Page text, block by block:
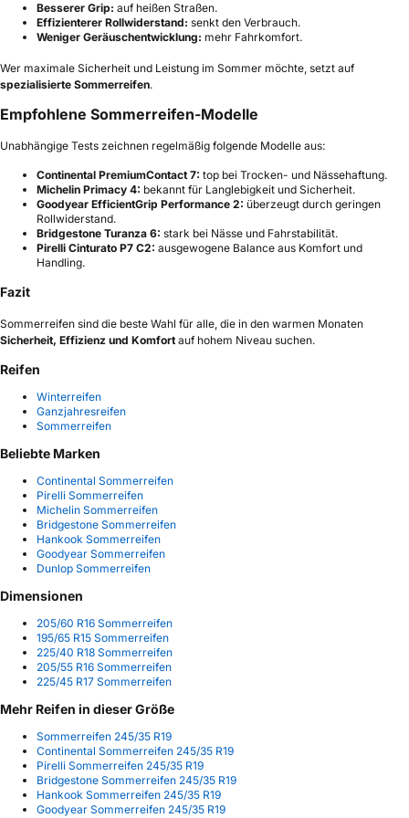
Besserer Grip: auf heißen Straßen.
Effizienterer Rollwiderstand: senkt den Verbrauch.
Weniger Geräuschentwicklung: mehr Fahrkomfort.
Wer maximale Sicherheit und Leistung im Sommer möchte, setzt auf
spezialisierte Sommerreifen.
Empfohlene Sommerreifen-Modelle
Unabhängige Tests zeichnen regelmäßig folgende Modelle aus:
Continental PremiumContact 7: top bei Trocken- und Nässehaftung.
Michelin Primacy 4: bekannt für Langlebigkeit und Sicherheit.
Goodyear EfficientGrip Performance 2: überzeugt durch geringen
Rollwiderstand.
Bridgestone Turanza 6: stark bei Nässe und Fahrstabilität.
Pirelli Cinturato P7 C2: ausgewogene Balance aus Komfort und
Handling.
Fazit
Sommerreifen sind die beste Wahl für alle, die in den warmen Monaten
Sicherheit, Effizienz und Komfort auf hohem Niveau suchen.
Reifen
Winterreifen
Ganzjahresreifen
Sommerreifen
Beliebte Marken
Continental Sommerreifen
Pirelli Sommerreifen
Michelin Sommerreifen
Bridgestone Sommerreifen
Hankook Sommerreifen
Goodyear Sommerreifen
Dunlop Sommerreifen
Dimensionen
205/60 R16 Sommerreifen
195/65 R15 Sommerreifen
225/40 R18 Sommerreifen
205/55 R16 Sommerreifen
225/45 R17 Sommerreifen
Mehr Reifen in dieser Größe
Sommerreifen 245/35 R19
Continental Sommerreifen 245/35 R19
Pirelli Sommerreifen 245/35 R19
Bridgestone Sommerreifen 245/35 R19
Hankook Sommerreifen 245/35 R19
Goodyear Sommerreifen 245/35 R19